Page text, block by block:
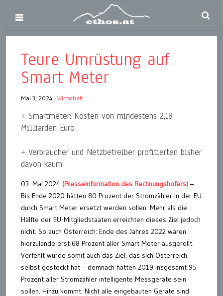
Teure Umrüstung auf
Smart Meter
Mai 3, 2024 Wirtschaft
+ Smartmeter: Kosten von mindestens 2,18
Milliarden Euro
+ Verbraucher und Netzbetreiber profitierten bisher
davon kaum
03. Mai 2024 (Presseinformation des Rechnungshofers) –
Bis Ende 2020 hätten 80 Prozent der Stromzähler in der EU
durch Smart Meter ersetzt werden sollen. Mehr als die
Hälfte der EU-Mitgliedstaaten erreichten dieses Ziel jedoch
nicht. So auch Österreich: Ende des Jahres 2022 waren
hierzulande erst 68 Prozent aller Smart Meter ausgerollt.
Verfehlt wurde somit auch das Ziel, das sich Österreich
selbst gesteckt hat – demnach hätten 2019 insgesamt 95
Prozent aller Stromzähler intelligente Messgeräte sein
sollen. Hinzu kommt: Nicht alle eingebauten Geräte sind